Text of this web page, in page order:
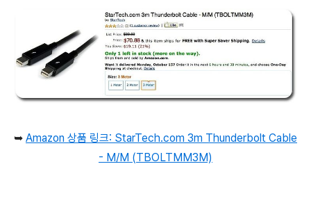
➥ Amazon 상품 링크: StarTech.com 3m Thunderbolt Cable
- M/M (TBOLTMM3M)